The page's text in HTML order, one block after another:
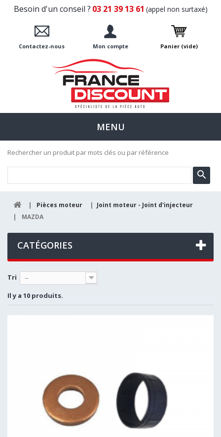
Besoin d'un conseil ? 03 21 39 13 61 (appel non surtaxé)
Contactez-nous Mon compte Panier (vide)
MENU
Rechercher un produit par mots clés ou par référence
| Pièces moteur | Joint moteur - Joint d'injecteur
|
MAZDA
CATÉGORIES
Tri --
Il y a 10 produits.